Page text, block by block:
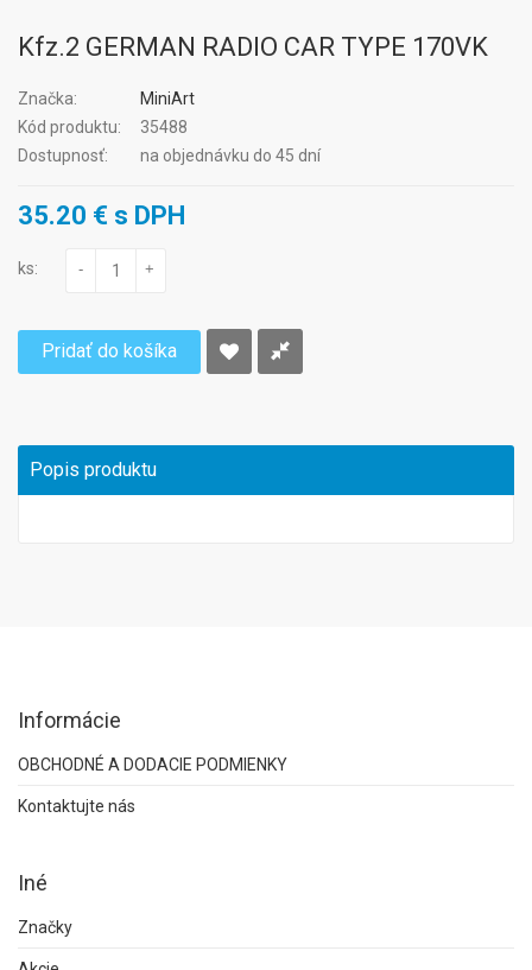
Kfz.2 GERMAN RADIO CAR TYPE 170VK
Značka:
MiniArt
Kód produktu:
35488
Dostupnosť:
na objednávku do 45 dní
35.20 € s DPH
ks: - +
Pridať do košíka
Popis produktu
Informácie
OBCHODNÉ A DODACIE PODMIENKY
Kontaktujte nás
Iné
Značky